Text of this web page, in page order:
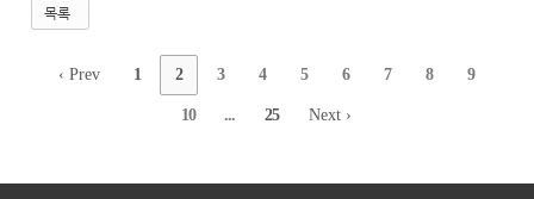
목록
‹ Prev 1 2 3 4 5 6 7 8 9
10 ... 25 Next ›